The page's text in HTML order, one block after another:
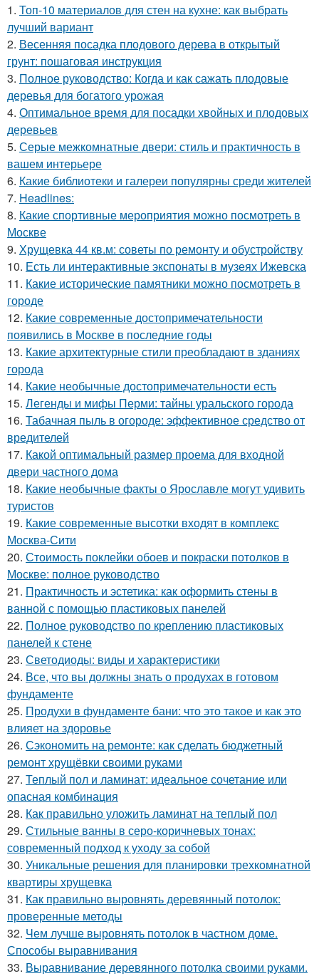
1. Топ-10 материалов для стен на кухне: как выбрать
лучший вариант
2. Весенняя посадка плодового дерева в открытый
грунт: пошаговая инструкция
3. Полное руководство: Когда и как сажать плодовые
деревья для богатого урожая
4. Оптимальное время для посадки хвойных и плодовых
деревьев
5. Серые межкомнатные двери: стиль и практичность в
вашем интерьере
6. Какие библиотеки и галереи популярны среди жителей
7. Headlines:
8. Какие спортивные мероприятия можно посмотреть в
Москве
9. Хрущевка 44 кв.м: советы по ремонту и обустройству
10. Есть ли интерактивные экспонаты в музеях Ижевска
11. Какие исторические памятники можно посмотреть в
городе
12. Какие современные достопримечательности
появились в Москве в последние годы
13. Какие архитектурные стили преобладают в зданиях
города
14. Какие необычные достопримечательности есть
15. Легенды и мифы Перми: тайны уральского города
16. Табачная пыль в огороде: эффективное средство от
вредителей
17. Какой оптимальный размер проема для входной
двери частного дома
18. Какие необычные факты о Ярославле могут удивить
туристов
19. Какие современные высотки входят в комплекс
Москва-Сити
20. Стоимость поклейки обоев и покраски потолков в
Москве: полное руководство
21. Практичность и эстетика: как оформить стены в
ванной с помощью пластиковых панелей
22. Полное руководство по креплению пластиковых
панелей к стене
23. Светодиоды: виды и характеристики
24. Все, что вы должны знать о продухах в готовом
фундаменте
25. Продухи в фундаменте бани: что это такое и как это
влияет на здоровье
26. Сэкономить на ремонте: как сделать бюджетный
ремонт хрущёвки своими руками
27. Теплый пол и ламинат: идеальное сочетание или
опасная комбинация
28. Как правильно уложить ламинат на теплый пол
29. Стильные ванны в серо-коричневых тонах:
современный подход к уходу за собой
30. Уникальные решения для планировки трехкомнатной
квартиры хрущевка
31. Как правильно выровнять деревянный потолок:
проверенные методы
32. Чем лучше выровнять потолок в частном доме.
Способы выравнивания
33. Выравнивание деревянного потолка своими руками.